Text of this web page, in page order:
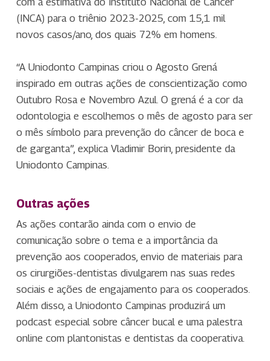
(INCA) para o triênio 2023-2025, com 15,1 mil
novos casos/ano, dos quais 72% em homens.
“A Uniodonto Campinas criou o Agosto Grená
inspirado em outras ações de conscientização como
Outubro Rosa e Novembro Azul. O grená é a cor da
odontologia e escolhemos o mês de agosto para ser
o mês símbolo para prevenção do câncer de boca e
de garganta”, explica Vladimir Borin, presidente da
Uniodonto Campinas.
Outras ações
As ações contarão ainda com o envio de
comunicação sobre o tema e a importância da
prevenção aos cooperados, envio de materiais para
os cirurgiões-dentistas divulgarem nas suas redes
sociais e ações de engajamento para os cooperados.
Além disso, a Uniodonto Campinas produzirá um
podcast especial sobre câncer bucal e uma palestra
online com plantonistas e dentistas da cooperativa.